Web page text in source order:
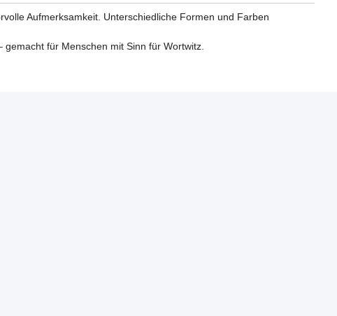
Aufmerksamkeit. Unterschiedliche Formen und Farben
für Menschen mit Sinn für Wortwitz.